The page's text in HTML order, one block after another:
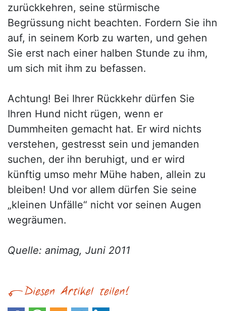
zurückkehren, seine stürmische
Begrüssung nicht beachten. Fordern Sie ihn
auf, in seinem Korb zu warten, und gehen
Sie erst nach einer halben Stunde zu ihm,
um sich mit ihm zu befassen.
Achtung! Bei Ihrer Rückkehr dürfen Sie
Ihren Hund nicht rügen, wenn er
Dummheiten gemacht hat. Er wird nichts
verstehen, gestresst sein und jemanden
suchen, der ihn beruhigt, und er wird
künftig umso mehr Mühe haben, allein zu
bleiben! Und vor allem dürfen Sie seine
„kleinen Unfälle“ nicht vor seinen Augen
wegräumen.
Quelle: animag, Juni 2011